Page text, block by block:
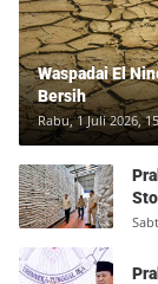
Waspadai El
Bersih
Rabu, 1 Juli 2026,